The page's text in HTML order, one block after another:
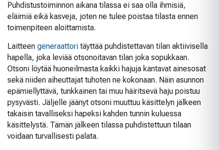
Puhdistustoiminnon aikana tilassa ei saa olla ihmisiä,
eläimiä eikä kasveja, joten ne tulee poistaa tilasta ennen
toimenpiteen aloittamista.
Laitteen generaattori täyttää puhdistettavan tilan aktiivisella
hapella, joka leviää otsonoitavan tilan joka sopukkaan.
Otsoni löytää huoneilmasta kaikki hajuja kantavat ainesosat
sekä niiden aiheuttajat tuhoten ne kokonaan. Näin asunnon
epämiellyttävä, tunkkainen tai muu häiritsevä haju poistuu
pysyvästi. Jäljelle jäänyt otsoni muuttuu käsittelyn jälkeen
takaisin tavalliseksi hapeksi kahden tunnin kuluessa
käsittelystä. Tämän jälkeen tilassa puhdistettuun tilaan
voidaan turvallisesti palata.